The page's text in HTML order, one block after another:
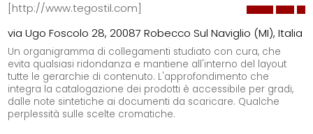
[http://www.tegostil.com]
via Ugo Foscolo 28, 20087 Robecco Sul Naviglio (MI), Italia
Un organigramma di collegamenti studiato con cura, che
evita qualsiasi ridondanza e mantiene all'interno del layout
tutte le gerarchie di contenuto. L'approfondimento che
integra la catalogazione dei prodotti è accessibile per gradi,
dalle note sintetiche ai documenti da scaricare. Qualche
perplessità sulle scelte cromatiche.